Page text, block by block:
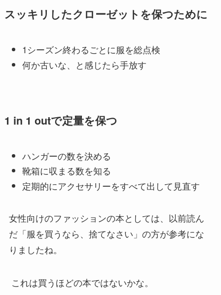
スッキリしたクローゼットを保つために
1シーズン終わるごとに服を総点検
何か古いな、と感じたら手放す
1 in 1 outで定量を保つ
ハンガーの数を決める
靴箱に収まる数を知る
定期的にアクセサリーをすべて出して見直す
女性向けのファッションの本としては、以前読ん
だ「服を買うなら、捨てなさい」の方が参考にな
りましたね。
これは買うほどの本ではないかな。